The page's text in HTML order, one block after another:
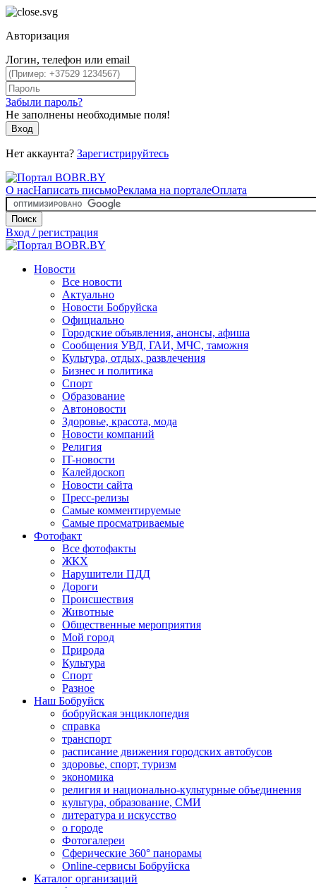
Авторизация
Логин, телефон или email
Забыли пароль?
Не заполнены необходимые поля!
Вход
Нет аккаунта? Зарегистрируйтесь
О насНаписать письмоРеклама на порталеОплата
Поиск
Вход / регистрация
Новости
Все новости
Актуально
Новости Бобруйска
Официально
Городские объявления, анонсы, афиша
Сообщения УВД, ГАИ, МЧС, таможня
Культура, отдых, развлечения
Бизнес и политика
Спорт
Образование
Автоновости
Здоровье, красота, мода
Новости компаний
Религия
IT-новости
Калейдоскоп
Новости сайта
Пресс-релизы
Самые комментируемые
Самые просматриваемые
Фотофакт
Все фотофакты
ЖКХ
Нарушители ПДД
Дороги
Происшествия
Животные
Общественные мероприятия
Мой город
Природа
Культура
Спорт
Разное
Наш Бобруйск
бобруйская энциклопедия
справка
транспорт
расписание движения городских автобусов
здоровье, спорт, туризм
экономика
религия и национально-культурные объединения
культура, образование, СМИ
литература и искусство
о городе
Фотогалереи
Сферические 360° панорамы
Online-сервисы Бобруйска
Каталог организаций